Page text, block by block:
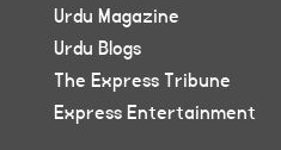
Urdu Magazine
Urdu Blogs
The Express Tribune
Express Entertainment